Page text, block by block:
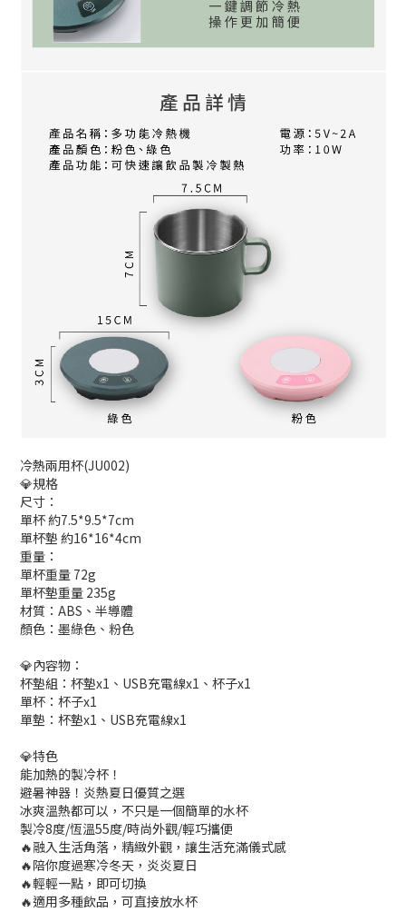
冷熱兩用杯(JU002)
💎規格
尺寸：
單杯 約7.5*9.5*7cm
單杯墊 約16*16*4cm
重量：
單杯重量 72g
單杯墊重量 235g
材質：ABS、半導體
顏色：墨綠色、粉色
💎內容物：
杯墊組：杯墊x1、USB充電線x1、杯子x1
單杯：杯子x1
單墊：杯墊x1、USB充電線x1
💎特色
能加熱的製冷杯！
避暑神器！炎熱夏日優質之選
冰爽溫熱都可以，不只是一個簡單的水杯
製冷8度/恆溫55度/時尚外觀/輕巧攜便
🔥融入生活角落，精緻外觀，讓生活充滿儀式感
🔥陪你度過寒冷冬天，炎炎夏日
🔥輕輕一點，即可切換
🔥適用多種飲品，可直接放水杯